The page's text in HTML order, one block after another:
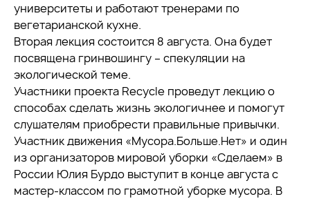
университеты и работают тренерами по
вегетарианской кухне.
Вторая лекция состоится 8 августа. Она будет
посвящена гринвошингу – спекуляции на
экологической теме.
Участники проекта Recycle проведут лекцию о
способах сделать жизнь экологичнее и помогут
слушателям приобрести правильные привычки.
Участник движения «Мусора.Больше.Нет» и один
из организаторов мировой уборки «Сделаем» в
России Юлия Бурдо выступит в конце августа с
мастер-классом по грамотной уборке мусора. В